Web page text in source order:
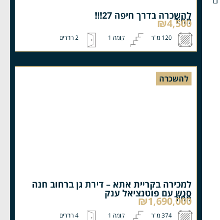
להשכרה בדרך חיפה 27!!!
מחיר
₪4,500
120 מ"ר קומה 1 2 חדרים
להשכרה
למכירה בקריית אתא – דירת גן ברחוב חנה
סנש עם פוטנציאל ענק
מחיר
₪1,690,000
374 מ"ר קומה 1 4 חדרים